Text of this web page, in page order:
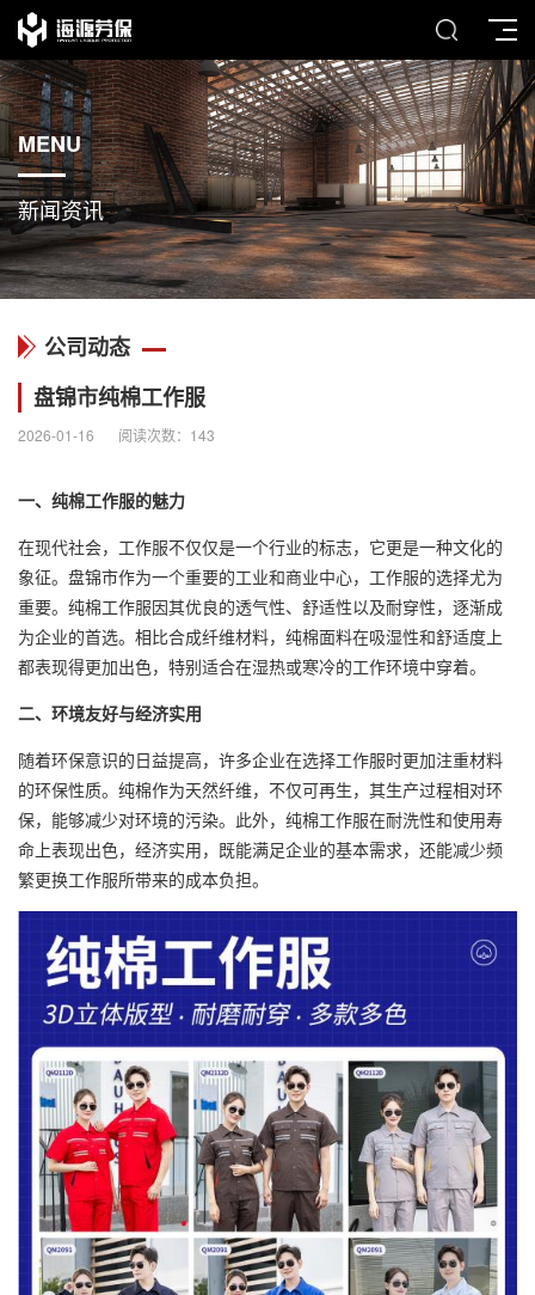
MENU
新闻资讯
公司动态
盘锦市纯棉工作服
2026-01-16 阅读次数： 143
一、 纯棉工作服的魅力
在现代社会， 工作服不仅仅是一个行业的标志，它更是一种文化的
象征。盘锦市作为一个重要的工业和商业中心，工作服的选择尤为
重要。纯棉工作服因其优良的透气性、舒适性以及耐穿性，逐渐成
为企业的首选。相比合成纤维材料，纯棉面料在吸湿性和舒适度上
都表现得更加出色，特别适合在湿热或寒冷的工作环境中穿着。
二、环境友好与经济实用
随着环保意识的日益提高，许多企业在选择工作服时更加注重材料
的环保性质。纯棉作为天然纤维，不仅可再生，其生产过程相对环
保，能够减少对环境的污染。此外，纯棉工作服在耐洗性和使用寿
命上表现出色，经济实用，既能满足企业的基本需求，还能减少频
繁更换工作服所带来的成本负担。